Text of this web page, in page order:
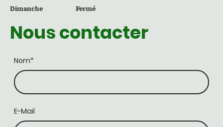
Dimanche
Fermé
Nom*
E-Mail
Nous contacter